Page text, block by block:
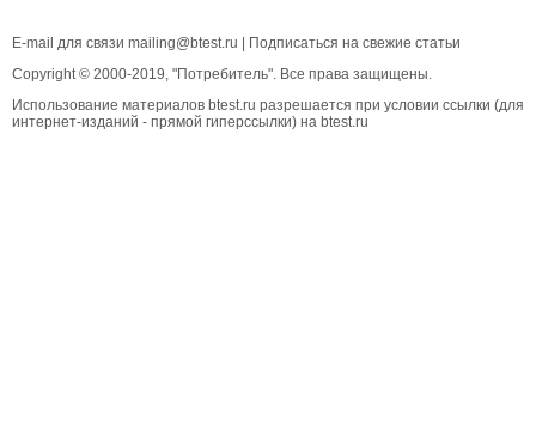
E-mail для связи mailing@btest.ru
Подписаться на свежие статьи
Copyright © 2000-2019, "Потребитель". Все права защищены.
Использование материалов btest.ru разрешается при условии ссылки (для
интернет-изданий - прямой гиперссылки) на btest.ru